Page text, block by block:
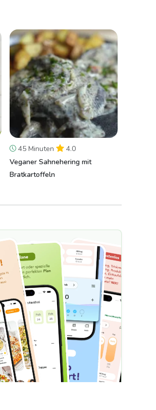
45 Minuten
4.0
Veganer Sahnehering mit
Bratkartoffeln